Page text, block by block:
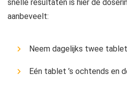
snelle resultaten is hier de
aanbeveelt:
Neem dagelijks twee
Eén tablet ’s ochtends en